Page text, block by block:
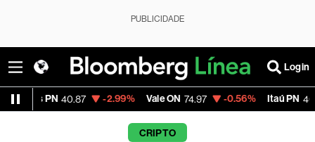
PUBLICIDADE
Login
-2.99% Vale ON 74.97 -0.56% Itaú PN 40.75 -
CRIPTO